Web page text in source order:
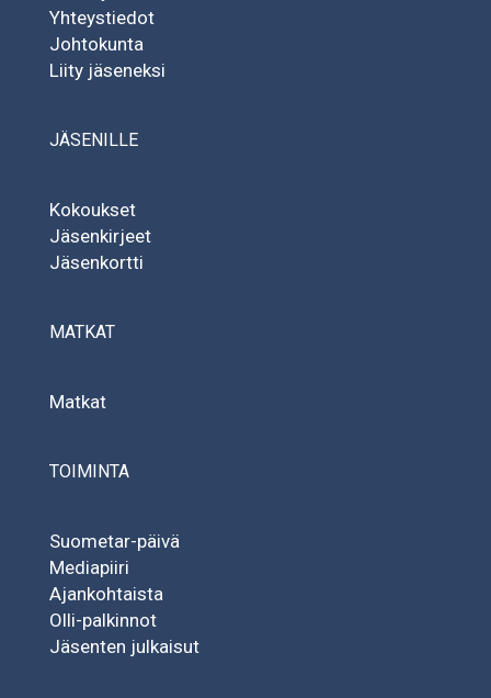
Yhteystiedot
Johtokunta
Liity jäseneksi
JÄSENILLE
Kokoukset
Jäsenkirjeet
Jäsenkortti
MATKAT
Matkat
TOIMINTA
Suometar-päivä
Mediapiiri
Ajankohtaista
Olli-palkinnot
Jäsenten julkaisut